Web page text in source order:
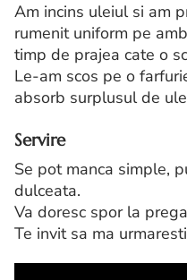
Am incins uleiul si am
rumenit uniform pe
timp de prajea cate o
Le-am scos pe o
absorb surplusul de
Servire
Se pot manca simple,
dulceata.
Va doresc spor la
Te invit sa ma